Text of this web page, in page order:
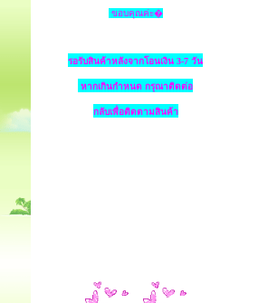
ขอบคุณค่ะ�
รอรับสินค้าหลังจากโอนเงิน 3-7 วัน
หากเกินกำหนด กรุณาติดต่อ
กลับเพื่อติดตามสินค้า